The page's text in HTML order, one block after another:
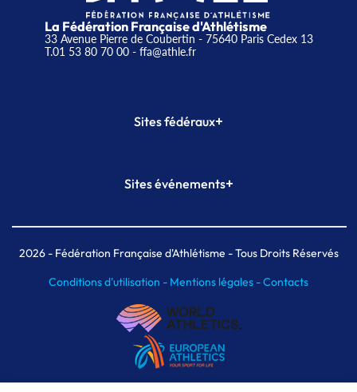
La Fédération Française d'Athlétisme
33 Avenue Pierre de Coubertin - 75640 Paris Cedex 13
T.01 53 80 70 00- ffa@athle.fr
Sites fédéraux+
Plateforme Formation
Sites événements+
Meeting de Paris indoor
MAIF Ekiden de Paris
2026- Fédération Française d'Athlétisme - Tous Droits Réservés
Conditions d'utilisation - Mentions légales -Contacts